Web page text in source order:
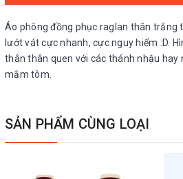
Áo phông đồng phục raglan thân trắng
lướt vát cực nhanh, cực nguy hiểm :D.
thân thân quen với các thánh nhậu hay
mắm tôm.
SẢN PHẨM CÙNG LOẠI